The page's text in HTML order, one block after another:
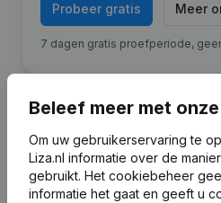
Probeer gratis Meer
7 dagen gratis proefperiode,
Financiële gegevensvan
Beleef meer met
Om uw gebruikerservaring te
Liza.nl informatie over de
gebruikt. Het cookiebeheer
informatie het gaat en geeft u